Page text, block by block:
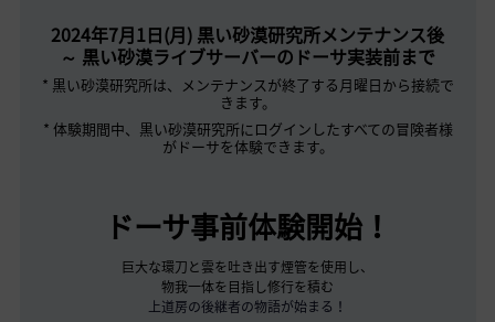
2024年7月1日(月) 黒い砂漠研究所メンテナンス後
～ 黒い砂漠ライブサーバーのドーサ実装前まで
* 黒い砂漠研究所は、メンテナンスが終了する月曜日から接続で
きます。
* 体験期間中、黒い砂漠研究所にログインしたすべての冒険者様
がドーサを体験できます。
ドーサ事前体験開始！
巨大な環刀と雲を吐き出す煙管を使用し、
物我一体を目指し修行を積む
上道房の後継者の物語が始まる！